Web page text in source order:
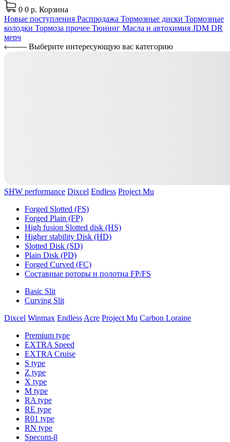
0 0 р. Корзина
Новые поступления Распродажа Тормозные диски Тормозные
колодки Тормоза прочее Тюнинг Масла и автохимия JDM DR
мерч
Выберите интересующую вас категорию
SHW performance Dixcel Endless Project Mu
Forged Slotted (FS)
Forged Plain (FP)
High fusion Slotted disk (HS)
Higher stability Disk (HD)
Slotted Disk (SD)
Plain Disk (PD)
Forged Curved (FC)
Составные роторы и полотна FP/FS
Basic Slit
Curving Slit
Dixcel Winmax Endless Acre Project Mu Carbon Loraine
Premium type
EXTRA Speed
EXTRA Cruise
S type
Z type
X type
M type
RA type
RE type
R01 type
RN type
Specom-β